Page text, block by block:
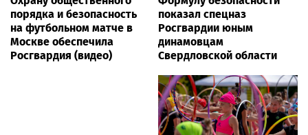
порядка и безопасность
на футбольном матче в
Москве обеспечила
Росгвардия (видео)
показал спецназ
Росгвардии юным
динамовцам
Свердловской области